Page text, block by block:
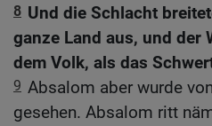
8 Und die Schlacht
ganze Land aus, und der
dem Volk, als das
9 Absalom aber wurde
gesehen. Absalom ritt